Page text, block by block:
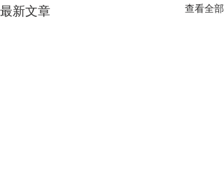
最新文章 查看全部